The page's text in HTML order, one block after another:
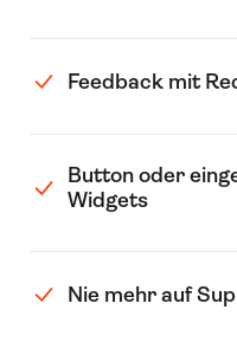
Feedback mit
Button oder
Widgets
Nie mehr auf